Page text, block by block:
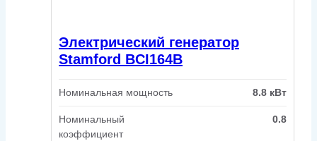
Электрический генератор
Stamford BCI164B
Номинальная мощность 8.8 кВт
Номинальный
коэффициент
0.8